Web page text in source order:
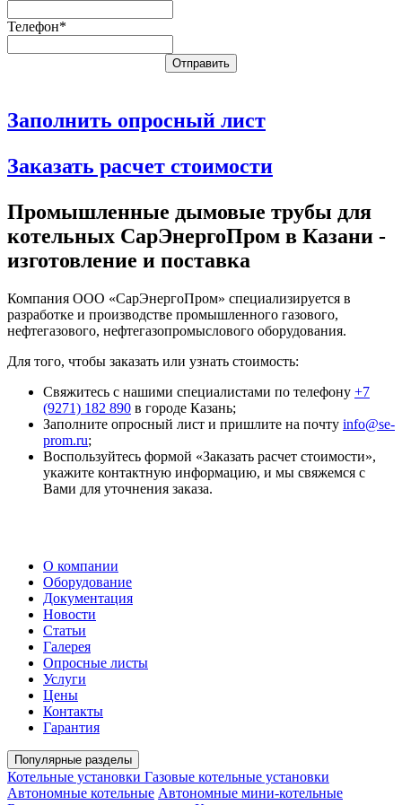
Телефон*
Заполнить опросный лист
Заказать расчет стоимости
Промышленные дымовые трубы для
котельных СарЭнергоПром в Казани -
изготовление и поставка
Компания ООО «СарЭнергоПром» специализируется в
разработке и производстве промышленного газового,
нефтегазового, нефтегазопромыслового оборудования.
Для того, чтобы заказать или узнать стоимость:
Свяжитесь с нашими специалистами по телефону +7
(9271) 182 890 в городе Казань;
Заполните опросный лист и пришлите на почту info@se-
prom.ru;
Воспользуйтесь формой «Заказать расчет стоимости»,
укажите контактную информацию, и мы свяжемся с
Вами для уточнения заказа.
О компании
Оборудование
Документация
Новости
Статьи
Галерея
Опросные листы
Услуги
Цены
Контакты
Гарантия
Популярные разделы
Котельные установки Газовые котельные установки
Автономные котельные Автономные мини-котельные